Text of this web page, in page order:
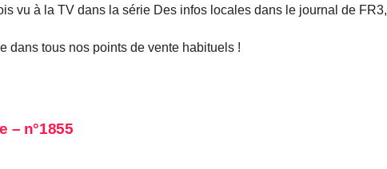
vu à la TV dans la série Des infos locales dans le journal de FR3,
dans tous nos points de vente habituels !
– n°1855